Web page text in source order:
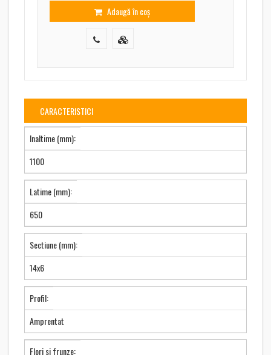
Adaugă în coș
CARACTERISTICI
Inaltime (mm):
1100
Latime (mm):
650
Sectiune (mm):
14x6
Profil:
Amprentat
Flori si frunze: